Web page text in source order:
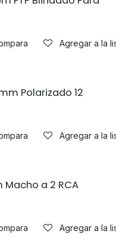
Agregar a la
Polarizado 12
Agregar a la
a 2 RCA
Agregar a la